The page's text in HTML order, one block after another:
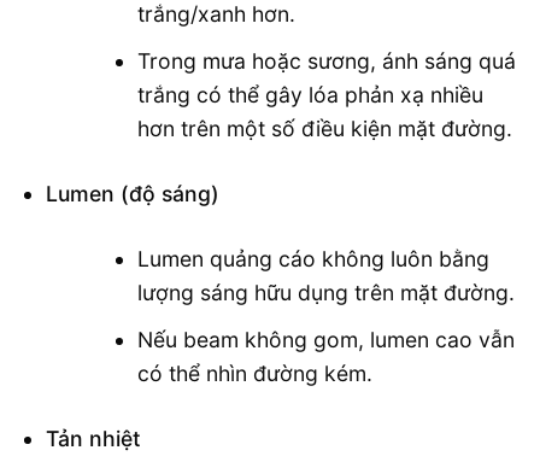
trắng/xanh hơn.
Trong mưa hoặc sương, ánh sáng quá
trắng có thể gây lóa phản xạ nhiều
hơn trên một số điều kiện mặt đường.
Lumen (độ sáng)
Lumen quảng cáo không luôn bằng
lượng sáng hữu dụng trên mặt đường.
Nếu beam không gom, lumen cao vẫn
có thể nhìn đường kém.
Tản nhiệt